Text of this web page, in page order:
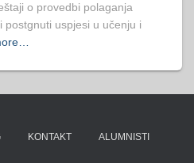
o provedbi polaganja
postgnuti uspjesi u učenju i
KONTAKT ALUMNISTI